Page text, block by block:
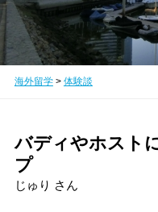
海外留学> 体験談
バディやホスト
プ
じゅり さん